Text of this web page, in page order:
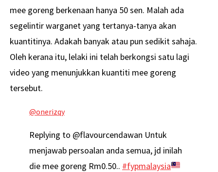
mee goreng berkenaan hanya 50 sen. Malah ada
segelintir warganet yang tertanya-tanya akan
kuantitinya. Adakah banyak atau pun sedikit sahaja.
Oleh kerana itu, lelaki ini telah berkongsi satu lagi
video yang menunjukkan kuantiti mee goreng
tersebut.
@onerizqy
Replying to @flavourcendawan Untuk
menjawab persoalan anda semua, jd inilah
die mee goreng Rm0.50.. #fypmalaysia